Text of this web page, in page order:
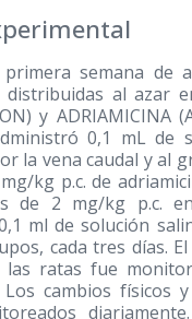
semana de
al azar
y ADRIAMICINA
0,1 mL de
la vena caudal y al
kg p.c. de
de 2 mg/kg p.c.
ml de solución
cada tres días.
las ratas fue
cambios físicos y